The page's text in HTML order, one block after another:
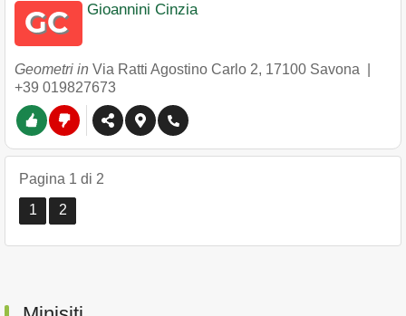
Gioannini Cinzia
Geometri in Via Ratti Agostino Carlo 2, 17100 Savona
+39 019827673
Pagina 1 di 2
1
2